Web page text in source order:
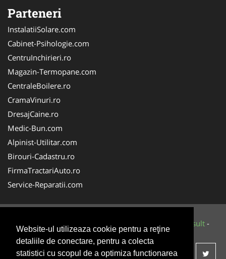
Website-ul utilizeaza cookie pentru a reţine
detaliile de conectare, pentru a colecta
statistici cu scopul de a optimiza functionarea
Parteneri
InstalatiiSolare.com
Cabinet-Psihologie.com
CentruInchirieri.ro
Magazin-Termopane.com
CentraleBoilere.ro
CramaVinuri.ro
DresajCaine.ro
Medic-Bun.com
Alpinist-Utilitar.com
Birouri-Cadastru.ro
FirmaTractariAuto.ro
Service-Reparatii.com
Tokaido Consult -
ANPC SOL